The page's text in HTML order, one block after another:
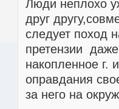
Люди неплохо
друг
следует поход
претензии
накопленное г.
оправдания
за него на